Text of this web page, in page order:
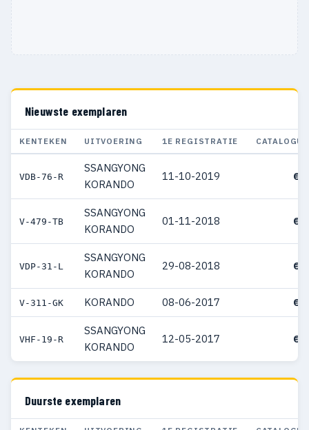
Nieuwste exemplaren
KENTEKEN UITVOERING 1E REGISTRATIE
VDB-76-R
SSANGYONG
KORANDO
11-10-2019 €
V-479-TB
SSANGYONG
KORANDO
01-11-2018 €
VDP-31-L
SSANGYONG
KORANDO
29-08-2018 €
V-311-GK KORANDO 08-06-2017 €
VHF-19-R
SSANGYONG
KORANDO
12-05-2017 €
Duurste exemplaren